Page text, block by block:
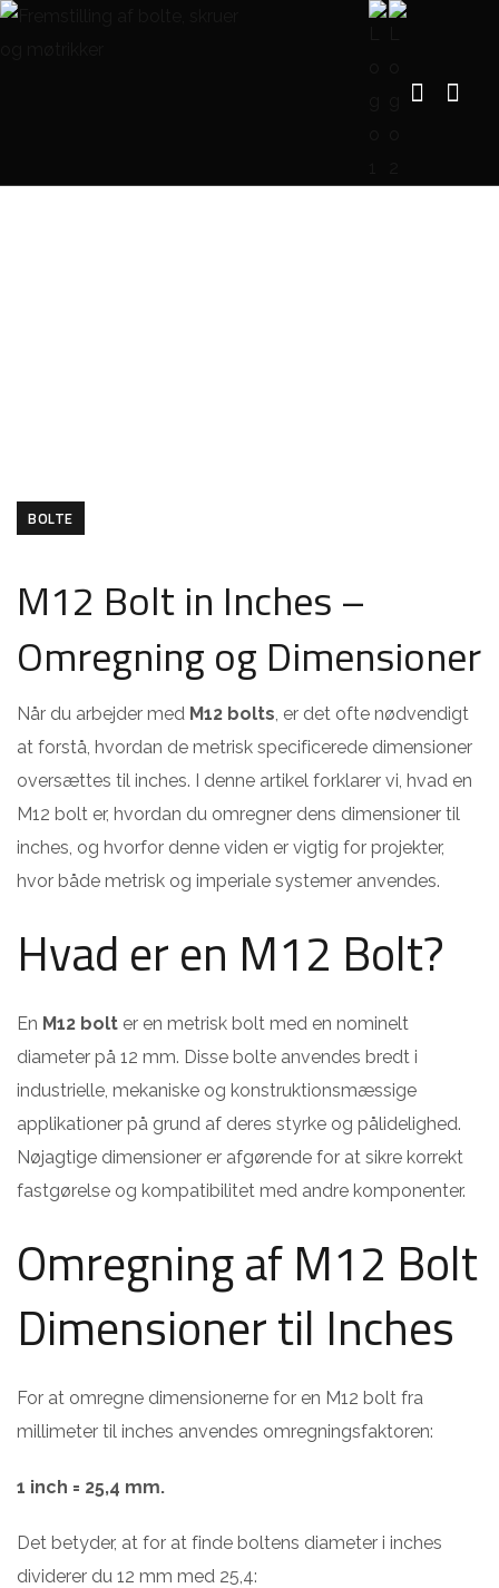
BOLTE
M12 Bolt in Inches –
Omregning og Dimensioner
Når du arbejder med M12 bolts, er det ofte nødvendigt
at forstå, hvordan de metrisk specificerede dimensioner
oversættes til inches. I denne artikel forklarer vi, hvad en
M12 bolt er, hvordan du omregner dens dimensioner til
inches, og hvorfor denne viden er vigtig for projekter,
hvor både metrisk og imperiale systemer anvendes.
Hvad er en M12 Bolt?
En M12 bolt er en metrisk bolt med en nominelt
diameter på 12 mm. Disse bolte anvendes bredt i
industrielle, mekaniske og konstruktionsmæssige
applikationer på grund af deres styrke og pålidelighed.
Nøjagtige dimensioner er afgørende for at sikre korrekt
fastgørelse og kompatibilitet med andre komponenter.
Omregning af M12 Bolt
Dimensioner til Inches
For at omregne dimensionerne for en M12 bolt fra
millimeter til inches anvendes omregningsfaktoren:
1 inch = 25,4 mm.
Det betyder, at for at finde boltens diameter i inches
dividerer du 12 mm med 25,4: